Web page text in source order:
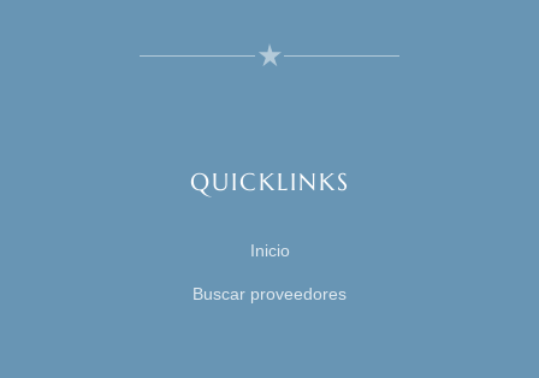
QUICKLINKS
Inicio
Buscar proveedores